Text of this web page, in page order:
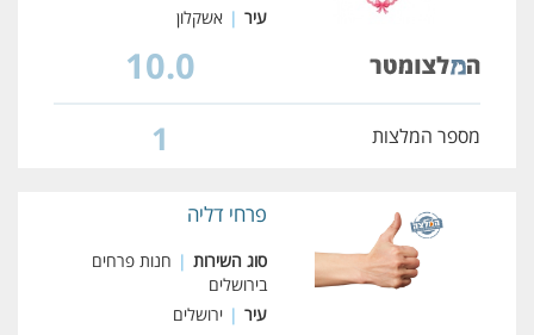
עיר | אשקלון
10.0
מספר המלצות 1
פרחי דליה
סוג השירות | חנות פרחים
בירושלים
עיר | ירושלים